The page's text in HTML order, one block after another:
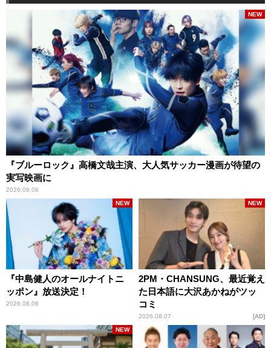
『ブルーロック』高橋文哉主演、大人気サッカー漫画が待望の
実写映画に
2026.08.08
NEW
『中島健人のオールナイトニ
ッポン』放送決定！
2026.08.08
NEW
2PM・CHANSUNG、最近覚え
た日本語に大沢あかねがツッ
コミ
2026.08.07
NEW
AD
NEW